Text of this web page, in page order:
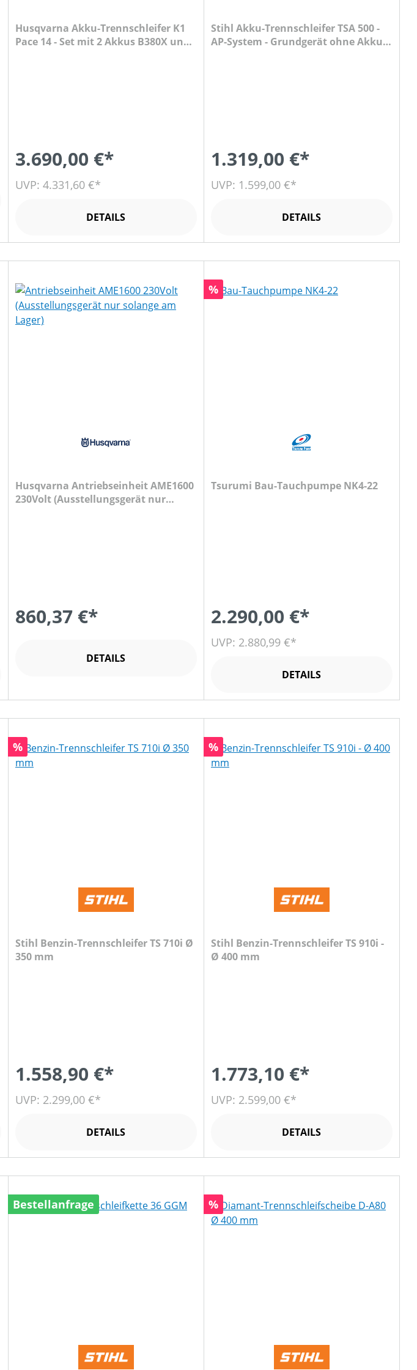
Husqvarna Akku-Trennschleifer K1
Pace 14 - Set mit 2 Akkus B380X und
3.690,00 €*
UVP: 4.331,60 €*
DETAILS
Stihl Akku-Trennschleifer TSA 500 -
AP-System - Grundgerät ohne Akku
1.319,00 €*
UVP: 1.599,00 €*
DETAILS
Husqvarna Antriebseinheit AME1600
230Volt (Ausstellungsgerät nur
860,37 €*
DETAILS
Rabatt
%
Tsurumi Bau-Tauchpumpe NK4-22
2.290,00 €*
UVP: 2.880,99 €*
DETAILS
Rabatt
%
Stihl Benzin-Trennschleifer TS 710i Ø
350 mm
1.558,90 €*
UVP: 2.299,00 €*
DETAILS
Rabatt
%
Stihl Benzin-Trennschleifer TS 910i -
Ø 400 mm
1.773,10 €*
UVP: 2.599,00 €*
DETAILS
Bestellanfrage Rabatt
%